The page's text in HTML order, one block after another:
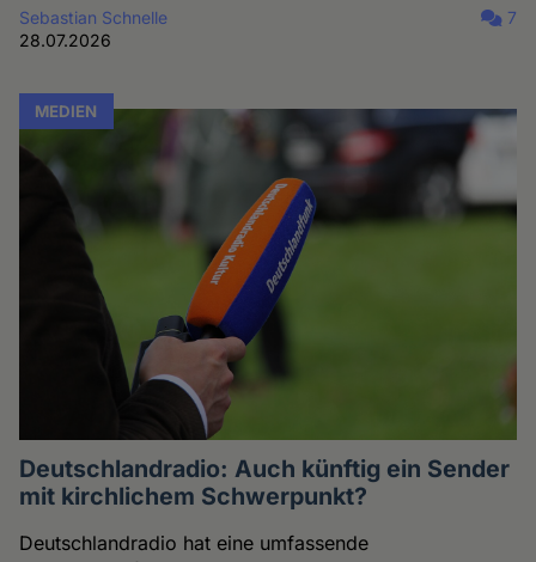
Sebastian Schnelle
28.07.2026
7
MEDIEN
Deutschlandradio: Auch künftig ein Sender
mit kirchlichem Schwerpunkt?
Deutschlandradio hat eine umfassende